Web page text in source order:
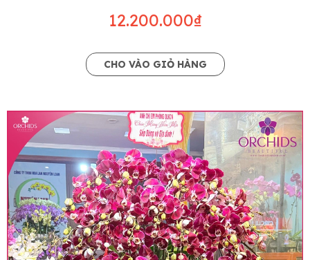
12.200.000₫
CHO VÀO GIỎ HÀNG